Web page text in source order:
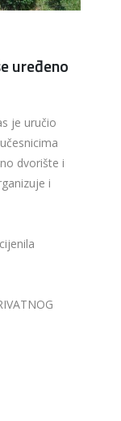
uređeno
je uručio
dvorište i
i